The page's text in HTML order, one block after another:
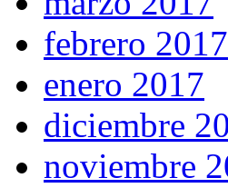
febrero 2017
enero 2017
diciembre
noviembre